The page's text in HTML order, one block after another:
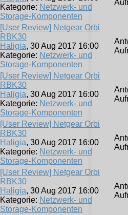
Kategorie: Netzwerk- und
Storage-Komponenten
[User Review] Netgear Orbi
RBK30
Haligia, 30 Aug 2017 16:00
Kategorie: Netzwerk- und
Storage-Komponenten
[User Review] Netgear Orbi
RBK30
Haligia, 30 Aug 2017 16:00
Kategorie: Netzwerk- und
Storage-Komponenten
[User Review] Netgear Orbi
RBK30
Haligia, 30 Aug 2017 16:00
Kategorie: Netzwerk- und
Storage-Komponenten
[User Review] Netgear Orbi
RBK30
Haligia, 30 Aug 2017 16:00
Kategorie: Netzwerk- und
Storage-Komponenten